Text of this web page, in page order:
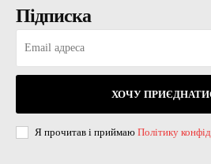
Підписка
ХОЧУ
Я прочитав і приймаю Політику